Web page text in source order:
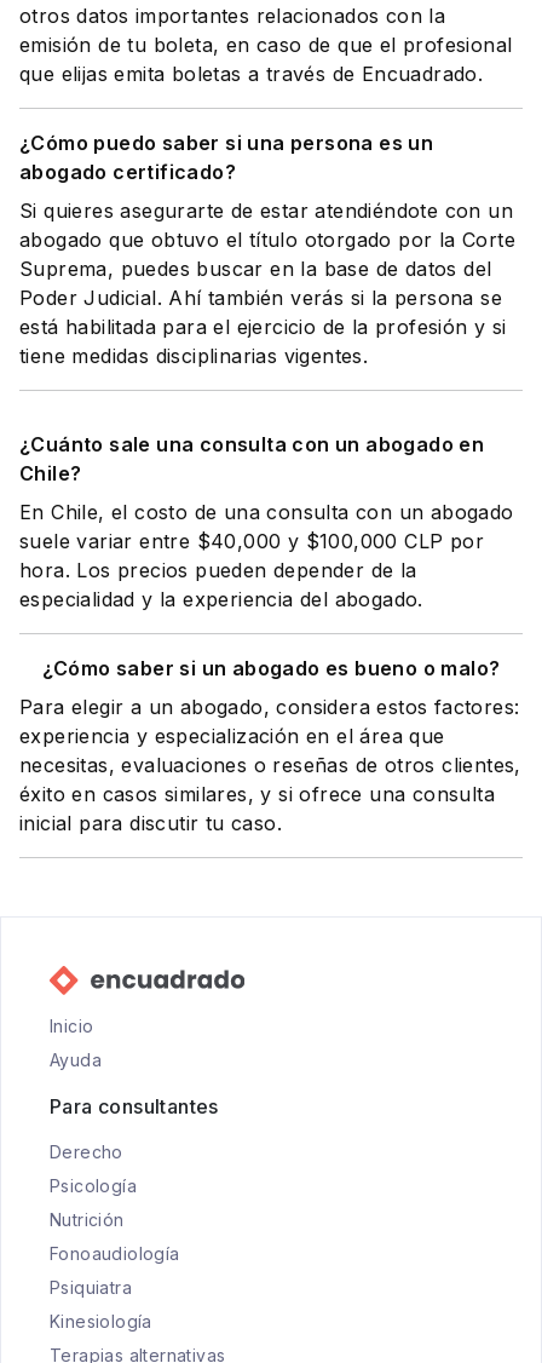
otros datos importantes relacionados con la
emisión de tu boleta, en caso de que el profesional
que elijas emita boletas a través de Encuadrado.
¿Cómo puedo saber si una persona es un
abogado certificado?
Si quieres asegurarte de estar atendiéndote con un
abogado que obtuvo el título otorgado por la Corte
Suprema, puedes buscar en la base de datos del
Poder Judicial. Ahí también verás si la persona se
está habilitada para el ejercicio de la profesión y si
tiene medidas disciplinarias vigentes.
¿Cuánto sale una consulta con un abogado en
Chile?
En Chile, el costo de una consulta con un abogado
suele variar entre $40,000 y $100,000 CLP por
hora. Los precios pueden depender de la
especialidad y la experiencia del abogado.
¿Cómo saber si un abogado es bueno o malo?
Para elegir a un abogado, considera estos factores:
experiencia y especialización en el área que
necesitas, evaluaciones o reseñas de otros clientes,
éxito en casos similares, y si ofrece una consulta
inicial para discutir tu caso.
Inicio
Ayuda
Para consultantes
Derecho
Psicología
Nutrición
Fonoaudiología
Psiquiatra
Kinesiología
Terapias alternativas